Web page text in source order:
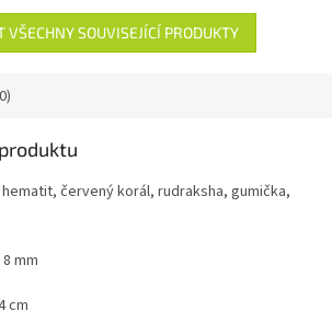
VŠECHNY SOUVISEJÍCÍ PRODUKTY
červený korál, rudraksha, gumička,
mm
cm